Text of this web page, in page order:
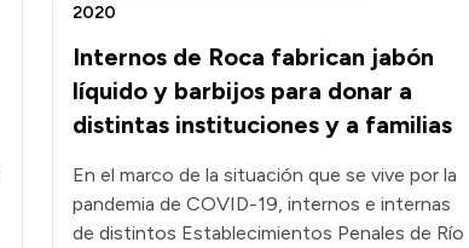
Internos de Roca fabrican jabón
líquido y barbijos para donar a
distintas instituciones y a familias
2020
En el marco de la situación que se vive por la
pandemia de COVID-19, internos e internas
de distintos Establecimientos Penales de Río